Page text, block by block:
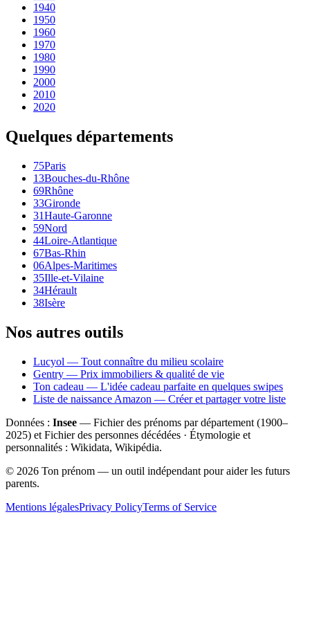
1940
1950
1960
1970
1980
1990
2000
2010
2020
Quelques départements
75Paris
13Bouches-du-Rhône
69Rhône
33Gironde
31Haute-Garonne
59Nord
44Loire-Atlantique
67Bas-Rhin
06Alpes-Maritimes
35Ille-et-Vilaine
34Hérault
38Isère
Nos autres outils
Lucyol — Tout connaître du milieu scolaire
Gentry — Prix immobiliers & qualité de vie
Ton cadeau — L'idée cadeau parfaite en quelques swipes
Liste de naissance Amazon — Créer et partager votre liste
Données : Insee — Fichier des prénoms par département (1900–
2025) et Fichier des personnes décédées · Étymologie et
personnalités : Wikidata, Wikipédia.
© 2026 Ton prénom — un outil indépendant pour aider les futurs
parents.
Mentions légalesPrivacy PolicyTerms of Service